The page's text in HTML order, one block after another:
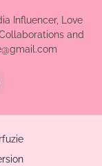
Influencer, Love
and